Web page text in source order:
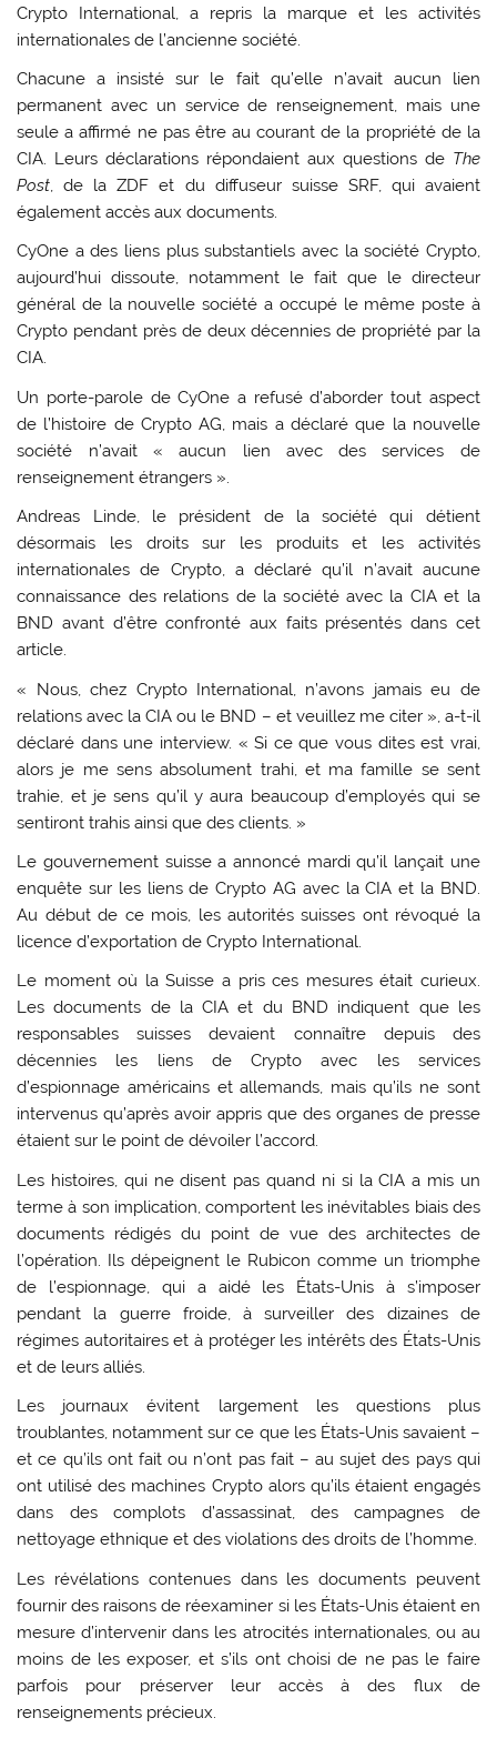
Crypto International, a repris la marque et les activités
internationales de l’ancienne société.
Chacune a insisté sur le fait qu’elle n’avait aucun lien
permanent avec un service de renseignement, mais une
seule a affirmé ne pas être au courant de la propriété de la
CIA. Leurs déclarations répondaient aux questions de The
Post, de la ZDF et du diffuseur suisse SRF, qui avaient
également accès aux documents.
CyOne a des liens plus substantiels avec la société Crypto,
aujourd’hui dissoute, notamment le fait que le directeur
général de la nouvelle société a occupé le même poste à
Crypto pendant près de deux décennies de propriété par la
CIA.
Un porte-parole de CyOne a refusé d’aborder tout aspect
de l’histoire de Crypto AG, mais a déclaré que la nouvelle
société n’avait « aucun lien avec des services de
renseignement étrangers ».
Andreas Linde, le président de la société qui détient
désormais les droits sur les produits et les activités
internationales de Crypto, a déclaré qu’il n’avait aucune
connaissance des relations de la société avec la CIA et la
BND avant d’être confronté aux faits présentés dans cet
article.
« Nous, chez Crypto International, n’avons jamais eu de
relations avec la CIA ou le BND – et veuillez me citer », a-t-il
déclaré dans une interview. « Si ce que vous dites est vrai,
alors je me sens absolument trahi, et ma famille se sent
trahie, et je sens qu’il y aura beaucoup d’employés qui se
sentiront trahis ainsi que des clients. »
Le gouvernement suisse a annoncé mardi qu’il lançait une
enquête sur les liens de Crypto AG avec la CIA et la BND.
Au début de ce mois, les autorités suisses ont révoqué la
licence d’exportation de Crypto International.
Le moment où la Suisse a pris ces mesures était curieux.
Les documents de la CIA et du BND indiquent que les
responsables suisses devaient connaître depuis des
décennies les liens de Crypto avec les services
d’espionnage américains et allemands, mais qu’ils ne sont
intervenus qu’après avoir appris que des organes de presse
étaient sur le point de dévoiler l’accord.
Les histoires, qui ne disent pas quand ni si la CIA a mis un
terme à son implication, comportent les inévitables biais des
documents rédigés du point de vue des architectes de
l’opération. Ils dépeignent le Rubicon comme un triomphe
de l’espionnage, qui a aidé les États-Unis à s’imposer
pendant la guerre froide, à surveiller des dizaines de
régimes autoritaires et à protéger les intérêts des États-Unis
et de leurs alliés.
Les journaux évitent largement les questions plus
troublantes, notamment sur ce que les États-Unis savaient –
et ce qu’ils ont fait ou n’ont pas fait – au sujet des pays qui
ont utilisé des machines Crypto alors qu’ils étaient engagés
dans des complots d’assassinat, des campagnes de
nettoyage ethnique et des violations des droits de l’homme.
Les révélations contenues dans les documents peuvent
fournir des raisons de réexaminer si les États-Unis étaient en
mesure d’intervenir dans les atrocités internationales, ou au
moins de les exposer, et s’ils ont choisi de ne pas le faire
parfois pour préserver leur accès à des flux de
renseignements précieux.